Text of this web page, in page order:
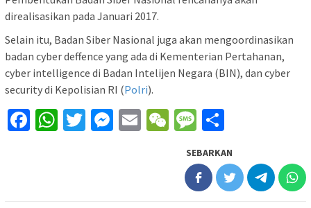
direalisasikan pada Januari 2017.
Selain itu, Badan Siber Nasional juga akan mengoordinasikan
badan cyber deffence yang ada di Kementerian Pertahanan,
cyber intelligence di Badan Intelijen Negara (BIN), dan cyber
security di Kepolisian RI (Polri).
Facebook
WhatsApp
Twitter
Messenger
EmailWeChatMessage
SEBARKAN